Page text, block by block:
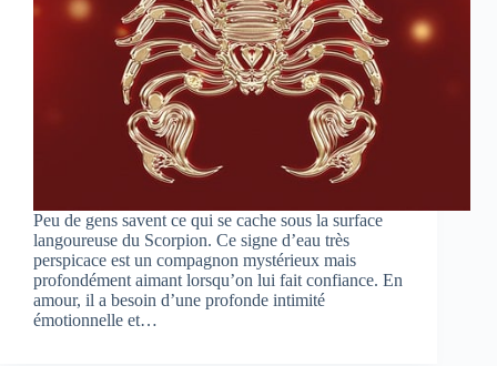
Peu de gens savent ce qui se cache sous la surface
langoureuse du Scorpion. Ce signe d’eau très
perspicace est un compagnon mystérieux mais
profondément aimant lorsqu’on lui fait confiance. En
amour, il a besoin d’une profonde intimité
émotionnelle et…